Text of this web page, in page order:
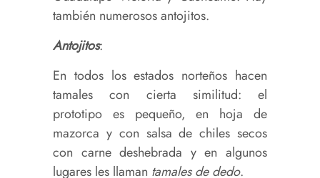
también numerosos antojitos.
Antojitos:
En todos los estados norteños hacen
tamales con cierta similitud: el
prototipo es pequeño, en hoja de
mazorca y con salsa de chiles secos
con carne deshebrada y en algunos
lugares les llaman tamales de dedo.